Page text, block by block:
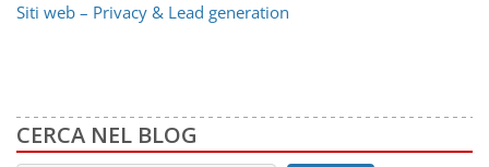
Siti web – Privacy & Lead generation
CERCA NEL BLOG